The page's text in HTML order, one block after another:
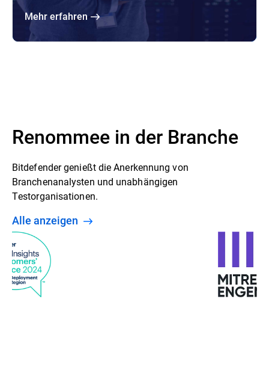
Mehr erfahren
Renommee in der Branche
Bitdefender genießt die Anerkennung von
Branchenanalysten und unabhängigen
Testorganisationen.
Alle anzeigen